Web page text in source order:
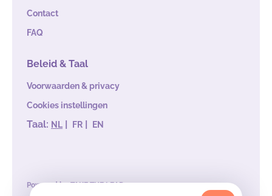
Contact
FAQ
Beleid & Taal
Voorwaarden & privacy
Cookies instellingen
Taal: NL | FR | EN
Powered byTAKE THE LEAD